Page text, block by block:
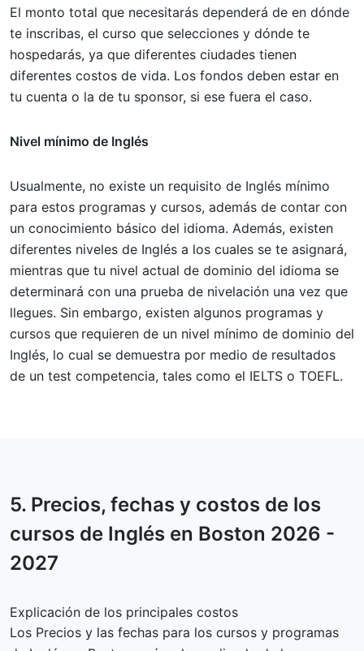
El monto total que necesitarás dependerá de en dónde
te inscribas, el curso que selecciones y dónde te
hospedarás, ya que diferentes ciudades tienen
diferentes costos de vida. Los fondos deben estar en
tu cuenta o la de tu sponsor, si ese fuera el caso.
Nivel mínimo de Inglés
Usualmente, no existe un requisito de Inglés mínimo
para estos programas y cursos, además de contar con
un conocimiento básico del idioma. Además, existen
diferentes niveles de Inglés a los cuales se te asignará,
mientras que tu nivel actual de dominio del idioma se
determinará con una prueba de nivelación una vez que
llegues. Sin embargo, existen algunos programas y
cursos que requieren de un nivel mínimo de dominio del
Inglés, lo cual se demuestra por medio de resultados
de un test competencia, tales como el IELTS o TOEFL.
5. Precios, fechas y costos de los
cursos de Inglés en Boston 2026 -
2027
Explicación de los principales costos
Los Precios y las fechas para los cursos y programas